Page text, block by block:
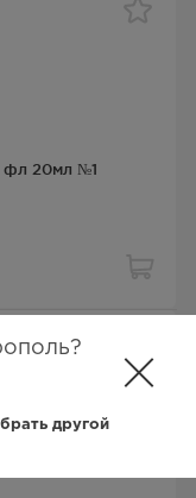
другой
фл 20мл №1